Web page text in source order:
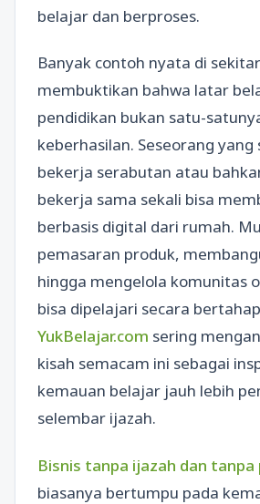
belajar dan berproses.
Banyak contoh nyata di
membuktikan bahwa latar
pendidikan bukan satu-
keberhasilan. Seseorang yang
bekerja serabutan atau
bekerja sama sekali bisa
berbasis digital dari rumah.
pemasaran produk,
hingga mengelola komunitas
bisa dipelajari secara
YukBelajar.com sering
kisah semacam ini sebagai
kemauan belajar jauh lebih
selembar ijazah.
Bisnis tanpa ijazah dan tanpa
biasanya bertumpu pada